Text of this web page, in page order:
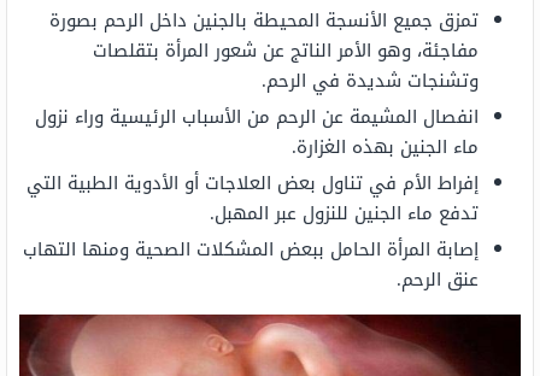
تمزق جميع الأنسجة المحيطة بالجنين داخل الرحم بصورة
مفاجئة، وهو الأمر الناتج عن شعور المرأة بتقلصات
وتشنجات شديدة في الرحم.
انفصال المشيمة عن الرحم من الأسباب الرئيسية وراء نزول
ماء الجنين بهذه الغزارة.
إفراط الأم في تناول بعض العلاجات أو الأدوية الطبية التي
تدفع ماء الجنين للنزول عبر المهبل.
إصابة المرأة الحامل ببعض المشكلات الصحية ومنها التهاب
عنق الرحم.